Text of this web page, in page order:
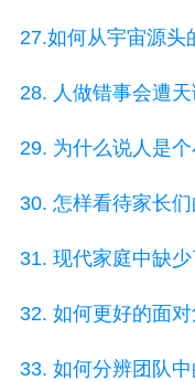
27.如何从宇宙源头
28. 人做错事会遭
29. 为什么说人是
30. 怎样看待家长
31. 现代家庭中缺
32. 如何更好的面
33. 如何分辨团队